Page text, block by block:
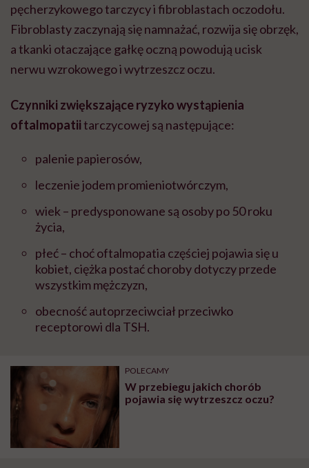
pęcherzykowego tarczycy i fibroblastach oczodołu.
Fibroblasty zaczynają się namnażać, rozwija się obrzęk,
a tkanki otaczające gałkę oczną powodują ucisk
nerwu wzrokowego i wytrzeszcz oczu.
Czynniki zwiększające ryzykowystąpienia
oftalmopatiitarczycowej są następujące:
palenie papierosów,
leczenie jodem promieniotwórczym,
wiek – predysponowane są osoby po 50 roku
życia,
płeć – choć oftalmopatia częściej pojawia się u
kobiet, ciężka postać choroby dotyczy przede
wszystkim mężczyzn,
obecność autoprzeciwciał przeciwko
receptorowi dla TSH.
POLECAMY
W przebiegu jakich chorób
pojawia się wytrzeszcz oczu?